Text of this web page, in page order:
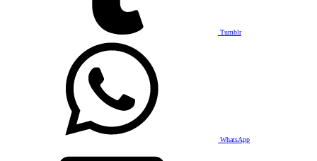
Tumblr
WhatsApp